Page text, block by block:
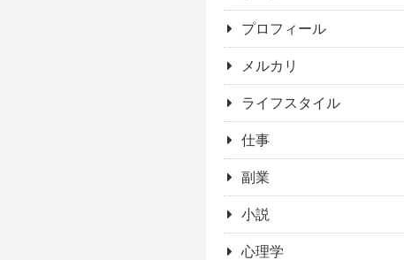
プロフィール
メルカリ
ライフスタイル
仕事
副業
小説
心理学